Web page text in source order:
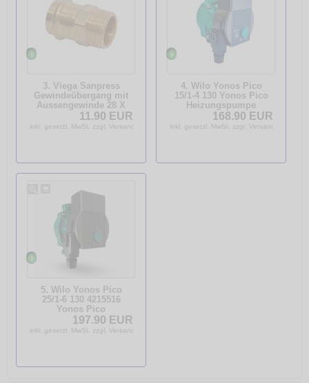
3. Viega Sanpress
Gewindeübergang mit
Aussengewinde 28 X
1"Modell 2211 106508
11.90 EUR
inkl. gesetzl. MwSt. zzgl. Versandkosten
4. Wilo Yonos Pico
15/1-4 130 Yonos Pico
Heizungspumpe
4215511
Hocheffizienzpumpe
168.90 EUR
inkl. gesetzl. MwSt. zzgl. Versandkosten
5. Wilo Yonos Pico
25/1-6 130 4215516
Yonos Pico
Heizungspumpe
Hocheffizienzpumpe
197.90 EUR
inkl. gesetzl. MwSt. zzgl. Versandkosten